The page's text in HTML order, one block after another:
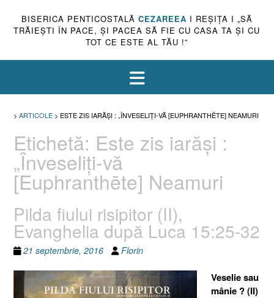
BISERICA PENTICOSTALĂ CEZAREEA I REŞIŢA I „SĂ
TRĂIEŞTI ÎN PACE, ŞI PACEA SĂ FIE CU CASA TA ŞI CU
TOT CE ESTE AL TĂU !”
> ARTICOLE > ESTE ZIS IARĂŞI : „ÎNVESELIŢI-VĂ [EUPHRANTHĒTE] NEAMURI
Etichetă: Este zis iarăşi :
„Înveseliţi-vă
[Euphranthēte] Neamuri
Pilda fiului risipitor (II),
Evanghelia după Luca 15:25-32
21 septembrie, 2016 Florin
Veselie sau
mânie ? (II)